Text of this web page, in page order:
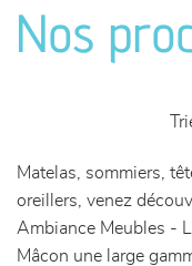
séjours
meubles de
chambres et
Nos
Matelas, sommiers,
oreillers, venez
Ambiance Meubles -
Mâcon une large